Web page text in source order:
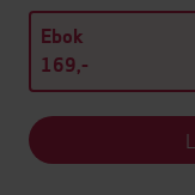
Ebok
169,-